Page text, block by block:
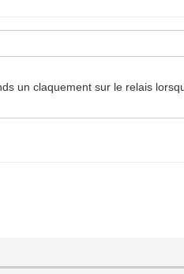
un claquement sur le relais